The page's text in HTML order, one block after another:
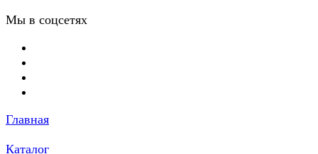
Мы в соцсетях
Главная
Каталог